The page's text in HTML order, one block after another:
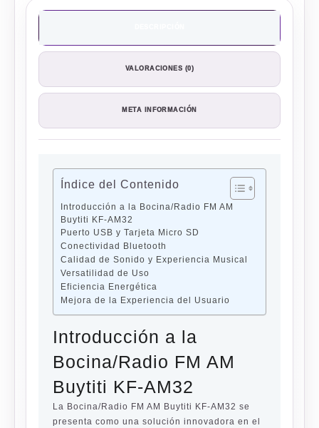
VALORACIONES (0)
META INFORMACIÓN
Índice del Contenido
Introducción a la Bocina/Radio FM AM
Buytiti KF-AM32
Puerto USB y Tarjeta Micro SD
Conectividad Bluetooth
Calidad de Sonido y Experiencia Musical
Versatilidad de Uso
Eficiencia Energética
Mejora de la Experiencia del Usuario
Introducción a la
Bocina/Radio FM AM
Buytiti KF-AM32
La Bocina/Radio FM AM Buytiti KF-AM32 se
presenta como una solución innovadora en el